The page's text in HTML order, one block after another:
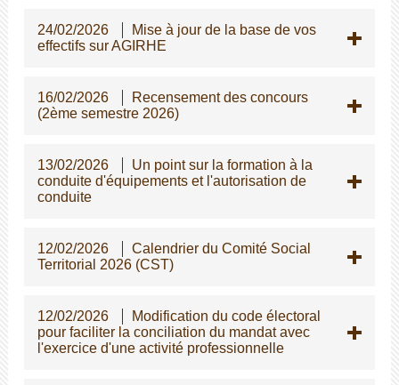
24/02/2026
Mise à jour de la base de vos
effectifs sur AGIRHE
16/02/2026
Recensement des concours
(2ème semestre 2026)
13/02/2026
Un point sur la formation à la
conduite d'équipements et l'autorisation de
conduite
12/02/2026
Calendrier du Comité Social
Territorial 2026 (CST)
12/02/2026
Modification du code électoral
pour faciliter la conciliation du mandat avec
l'exercice d'une activité professionnelle